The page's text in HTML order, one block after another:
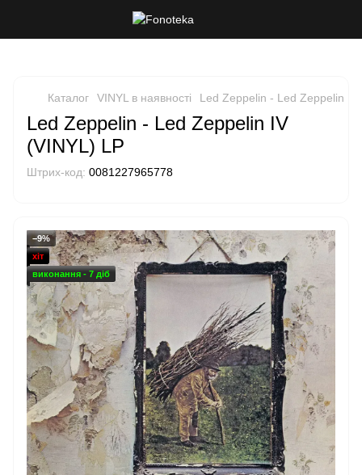
Каталог VINYL в наявності Led Zeppelin - Led Zeppelin IV
Led Zeppelin - Led Zeppelin IV
(VINYL) LP
Штрих-код: 0081227965778
−9%
хіт
виконання - 7 діб